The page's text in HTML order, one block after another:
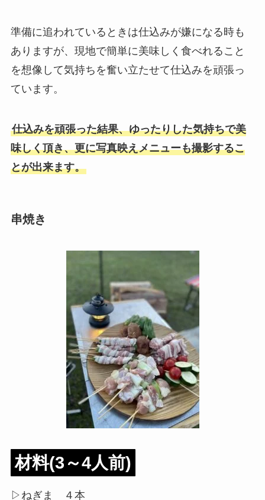
準備に追われているときは仕込みが嫌になる時も
ありますが、現地で簡単に美味しく食べれること
を想像して気持ちを奮い立たせて仕込みを頑張っ
ています。
仕込みを頑張った結果、ゆったりした気持ちで美
味しく頂き、更に写真映えメニューも撮影するこ
とが出来ます。
串焼き
材料(3～4人前)
▷ねぎま ４本